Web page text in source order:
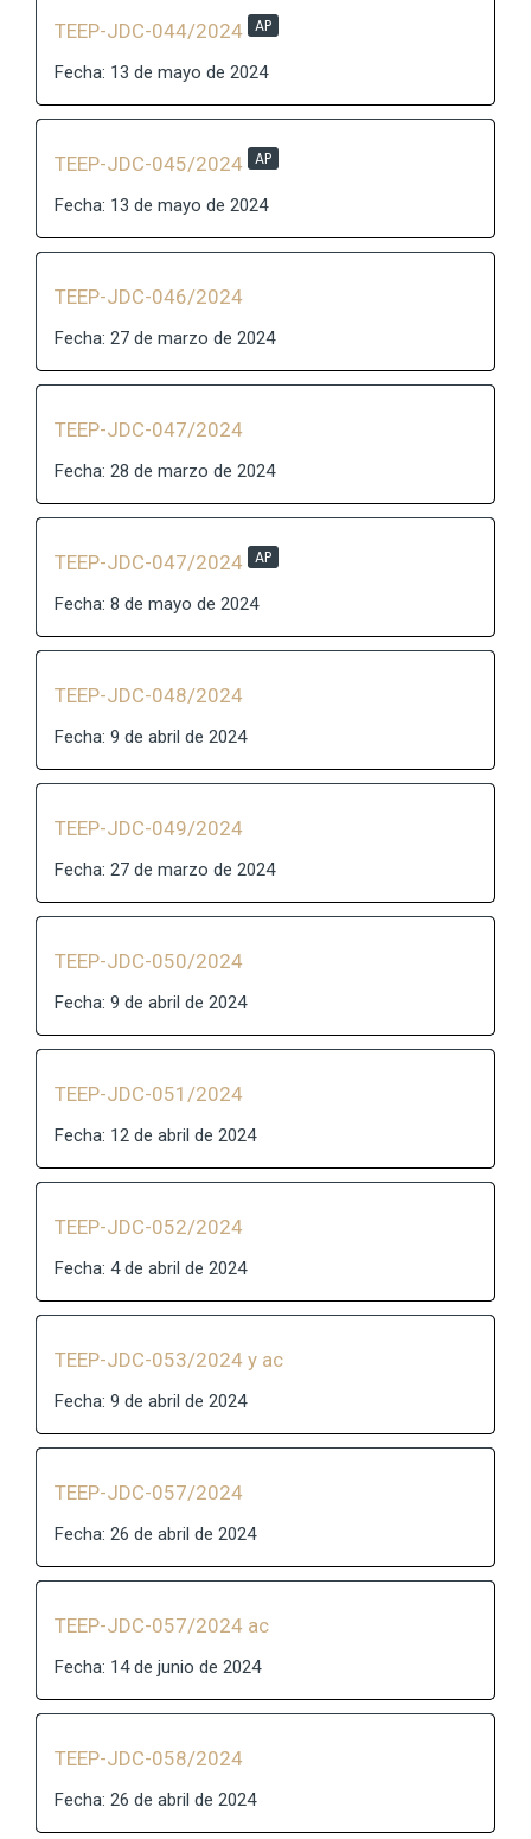
TEEP-JDC-044/2024 AP
Fecha: 13 de mayo de 2024
TEEP-JDC-045/2024 AP
Fecha: 13 de mayo de 2024
TEEP-JDC-046/2024
Fecha: 27 de marzo de 2024
TEEP-JDC-047/2024
Fecha: 28 de marzo de 2024
TEEP-JDC-047/2024 AP
Fecha: 8 de mayo de 2024
TEEP-JDC-048/2024
Fecha: 9 de abril de 2024
TEEP-JDC-049/2024
Fecha: 27 de marzo de 2024
TEEP-JDC-050/2024
Fecha: 9 de abril de 2024
TEEP-JDC-051/2024
Fecha: 12 de abril de 2024
TEEP-JDC-052/2024
Fecha: 4 de abril de 2024
TEEP-JDC-053/2024 y ac
Fecha: 9 de abril de 2024
TEEP-JDC-057/2024
Fecha: 26 de abril de 2024
TEEP-JDC-057/2024 ac
Fecha: 14 de junio de 2024
TEEP-JDC-058/2024
Fecha: 26 de abril de 2024